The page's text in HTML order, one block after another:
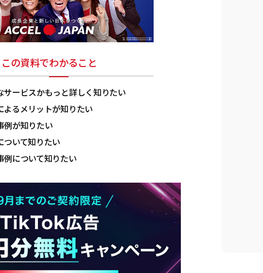
この資料でわかること
サービスかもっと詳しく知りたい
よるメリットが知りたい
例が知りたい
ついて知りたい
例について知りたい